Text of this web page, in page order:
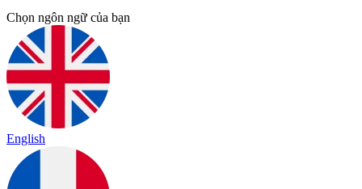
Chọn ngôn ngữ của bạn
English